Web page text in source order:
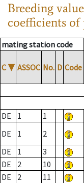
Breeding
coefficients of
mating station code
C ▼ ASSOC No. D Code
DE 1 1
DE
1 2
DE
1 3
DE
2 10
DE
2 11